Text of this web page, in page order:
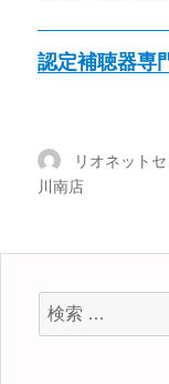
認定補聴器専
投
稿
リオネット
川南店
検
索